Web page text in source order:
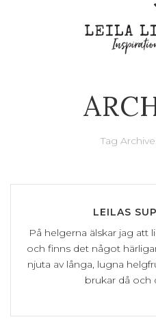
Tag
LEILAS
På helgerna älskar jag att
och finns det något
njuta av långa, lugna
brukar då och